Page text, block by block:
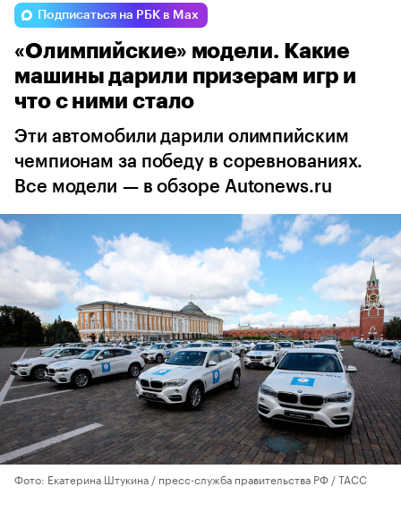
Geely Changan Omoda
Подписаться на РБК в Max
«Олимпийские» модели. Какие
машины дарили призерам игр и
что с ними стало
Эти автомобили дарили олимпийским
чемпионам за победу в соревнованиях.
Все модели — в обзоре Autonews.ru
Фото: Екатерина Штукина / пресс-служба правительства РФ / ТАСС